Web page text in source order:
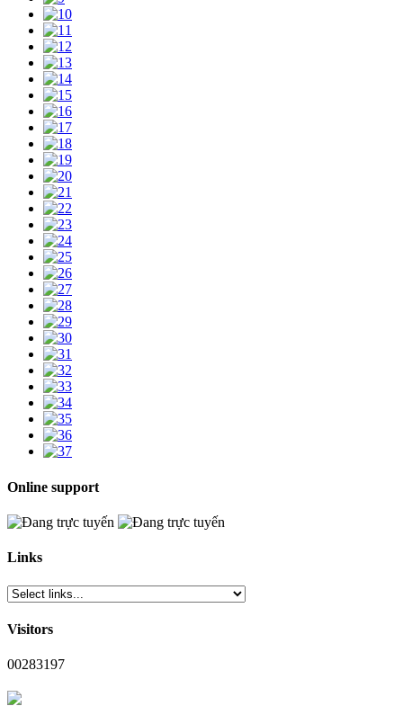
Online support
Links
Visitors
00283197